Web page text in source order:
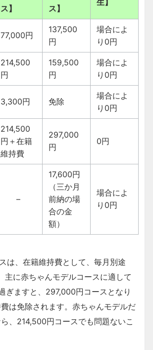
ス】
ス】
生】
77,000円
137,500
円
場合によ
り0円
214,500
円
159,500
円
場合によ
り0円
3,300円 免除
場合によ
り0円
214,500
円＋在籍
維持費
297,000
円
0円
–
17,600円
（三か月
前納の場
合の金
額）
場合によ
り0円
は、在籍維持費として、毎月別途
主に赤ちゃんモデルコースに適して
ぎますと、297,000円コースとなり
は免除されます。赤ちゃんモデルだ
、214,500円コースでも問題ないこ